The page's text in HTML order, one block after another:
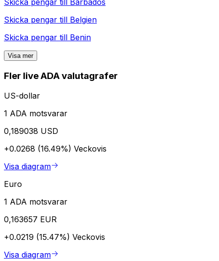
Skicka pengar till
Barbados
Skicka pengar till Belgien
Skicka pengar till Benin
Visa mer
Fler live ADA valutagrafer
US-dollar
1 ADA motsvarar
0,189038 USD
+0.0268 (16.49%) Veckovis
Visa diagram
Euro
1 ADA motsvarar
0,163657 EUR
+0.0219 (15.47%) Veckovis
Visa diagram